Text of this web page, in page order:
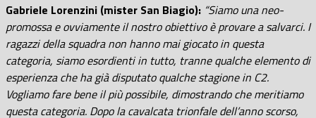
Gabriele Lorenzini (mister San Biagio): “Siamo una neo-
promossa e ovviamente il nostro obiettivo è provare a salvarci. I
ragazzi della squadra non hanno mai giocato in questa
categoria, siamo esordienti in tutto, tranne qualche elemento di
esperienza che ha già disputato qualche stagione in C2.
Vogliamo fare bene il più possibile, dimostrando che meritiamo
questa categoria. Dopo la cavalcata trionfale dell’anno scorso,